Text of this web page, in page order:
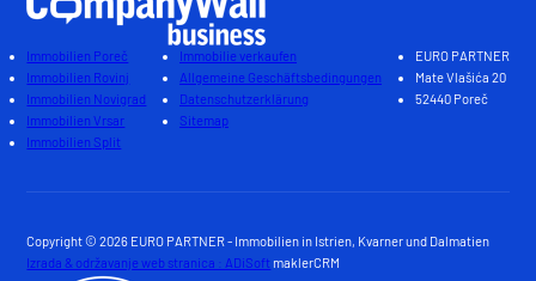
Immobilien Poreč
Immobilien Rovinj
Immobilien Novigrad
Immobilien Vrsar
Immobilien Split
Immobilie verkaufen
Allgemeine Geschäftsbedingungen
Datenschutzerklärung
Sitemap
EURO PARTNER
Mate Vlašića 20
52440 Poreč
Copyright © 2026 EURO PARTNER - Immobilien in Istrien, Kvarner und Dalmatien
Izrada & održavanje web stranica : ADiSoft maklerCRM